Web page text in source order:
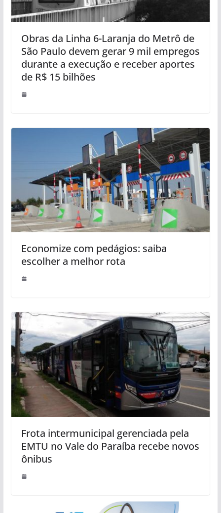
Obras da Linha 6-Laranja do Metrô de
São Paulo devem gerar 9 mil empregos
durante a execução e receber aportes
de R$ 15 bilhões
Economize com pedágios: saiba
escolher a melhor rota
Frota intermunicipal gerenciada pela
EMTU no Vale do Paraíba recebe novos
ônibus